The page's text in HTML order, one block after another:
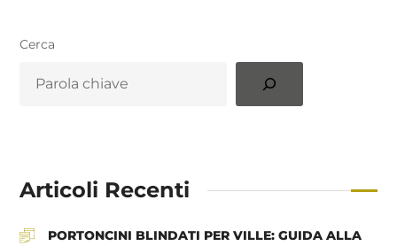
Cerca
Articoli Recenti
PORTONCINI BLINDATI PER VILLE: GUIDA ALLA